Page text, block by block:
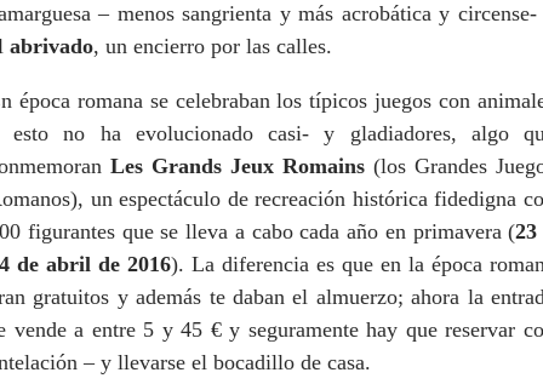
– menos sangrienta y más acrobática y
abrivado, un encierro por las calles.
época romana se celebraban los típicos juegos con
esto no ha evolucionado casi- y gladiadores, algo
Les Grands Jeux Romains (los Grandes
un espectáculo de recreación histórica fidedigna
figurantes que se lleva a cabo cada año en primavera (23
de abril de 2016). La diferencia es que en la época
gratuitos y además te daban el almuerzo; ahora la
vende a entre 5 y 45 € y seguramente hay que reservar
– y llevarse el bocadillo de casa.